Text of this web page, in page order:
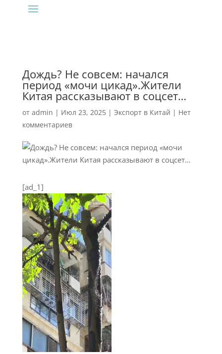
Дождь? Не совсем: начался
период «мочи цикад».Жители
Китая рассказывают в соцсет…
от admin | Июл 23, 2025| Экспорт в Китай | Нет
комментариев
[ad_1]